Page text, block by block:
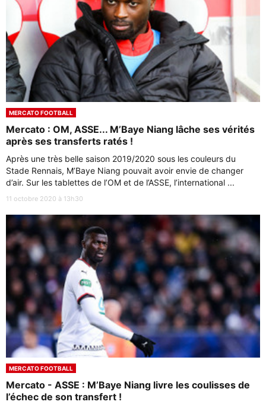
MERCATO FOOTBALL
Mercato : OM, ASSE... M’Baye Niang lâche ses vérités
après ses transferts ratés !
Après une très belle saison 2019/2020 sous les couleurs du
Stade Rennais, M’Baye Niang pouvait avoir envie de changer
d’air. Sur les tablettes de l’OM et de l’ASSE, l’international ...
11 octobre 2020 à 13h30
MERCATO FOOTBALL
Mercato - ASSE : M’Baye Niang livre les coulisses de
l’échec de son transfert !